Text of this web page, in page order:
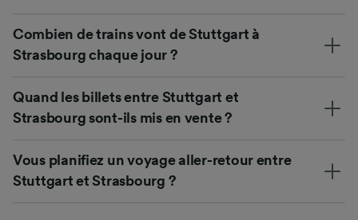
Combien de trains vont de Stuttgart à
Strasbourg chaque jour ?
Quand les billets entre Stuttgart et
Strasbourg sont-ils mis en vente ?
Vous planifiez un voyage aller-retour entre
Stuttgart et Strasbourg ?